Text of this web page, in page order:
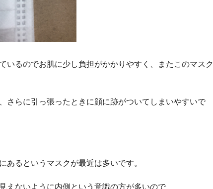
いるのでお肌に少し負担がかかりやすく、またこのマスク
さらに引っ張ったときに顔に跡がついてしまいやすいで
あるというマスクが最近は多いです。
えないように内側という意識の方が多いので